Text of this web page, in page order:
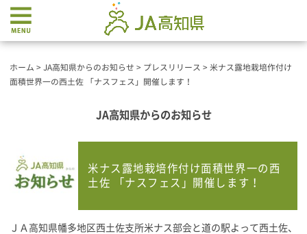
ホーム > JA高知県からのお知らせ > プレスリリース > 米ナス露地栽培作付け
面積世界一の西土佐 「ナスフェス」開催します！
JA高知県からのお知らせ
米ナス露地栽培作付け面積世界一の西
土佐 「ナスフェス」開催します！
ＪＡ高知県幡多地区西土佐支所米ナス部会と道の駅よって西土佐、